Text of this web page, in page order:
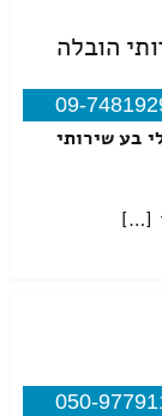
הובלה
09-
בע שירותי
[…]
050-